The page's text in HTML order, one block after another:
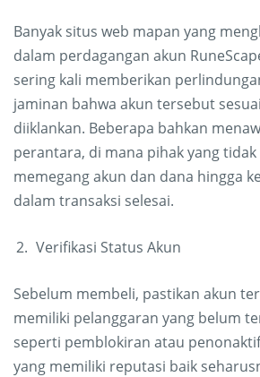
Banyak situs web mapan yang
dalam perdagangan akun
sering kali memberikan
jaminan bahwa akun tersebut
diiklankan. Beberapa bahkan
perantara, di mana pihak yang
memegang akun dan dana hingga
dalam transaksi selesai.
Verifikasi Status Akun
Sebelum membeli, pastikan akun
memiliki pelanggaran yang belum
seperti pemblokiran atau
yang memiliki reputasi baik